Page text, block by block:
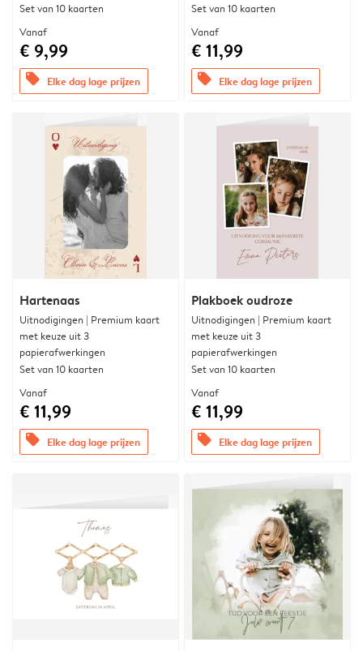
Set van 10 kaarten
Vanaf
€ 9,99
offers Elke dag lage prijzen
Set van 10 kaarten
Vanaf
€ 11,99
offers Elke dag lage prijzen
Hartenaas
Uitnodigingen | Premium kaart
met keuze uit 3
papierafwerkingen
Set van 10 kaarten
Vanaf
€ 11,99
offers Elke dag lage prijzen
Plakboek oudroze
Uitnodigingen | Premium kaart
met keuze uit 3
papierafwerkingen
Set van 10 kaarten
Vanaf
€ 11,99
offers Elke dag lage prijzen